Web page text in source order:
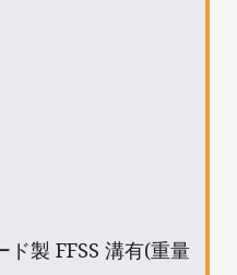
製 FFSS 溝有(重量